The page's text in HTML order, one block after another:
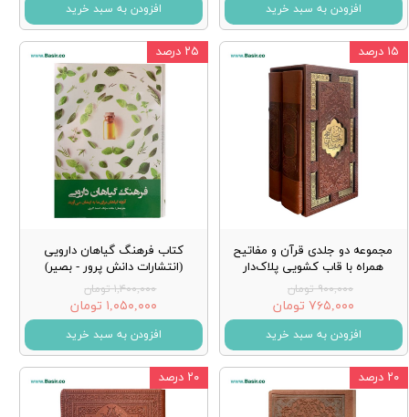
افزودن به سبد خرید افزودن به سبد خرید
مجموعه دو جلدی قرآن و مفاتیح
همراه با قاب کشویی پلاک‌دار
۹۰۰,۰۰۰ تومان
۷۶۵,۰۰۰ تومان
افزودن به سبد خرید
۱۵ درصد
کتاب فرهنگ گیاهان دارویی
(انتشارات دانش پرور - بصیر)
۱,۴۰۰,۰۰۰ تومان
۱,۰۵۰,۰۰۰ تومان
افزودن به سبد خرید
۲۵ درصد
۲۰ درصد ۲۰ درصد